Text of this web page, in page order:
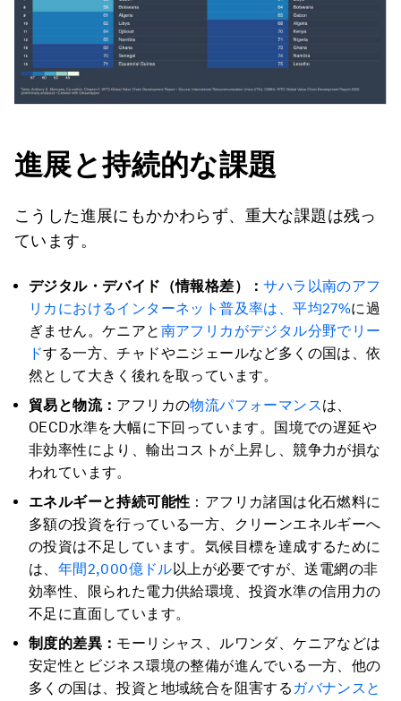
進展と持続的な課題
こうした進展にもかかわらず、重大な課題は残っ
ています。
デジタル・デバイド（情報格差）：サハラ以南のアフ
リカにおけるインターネット普及率は、平均27%に過
ぎません。ケニアと 南アフリカがデジタル分野でリー
ドする一方、チャドやニジェールなど多くの国は、依
然として大きく後れを取っています。
貿易と物流： アフリカの物流パフォーマンスは、
OECD水準を大幅に下回っています。国境での遅延や
非効率性により、輸出コストが上昇し、競争力が損な
われています。
エネルギーと持続可能性 ：アフリカ諸国は化石燃料に
多額の投資を行っている一方、クリーンエネルギーへ
の投資は不足しています。気候目標を達成するために
は、 年間2,000億ドル以上が必要ですが、送電網の非
効率性、限られた電力供給環境、投資水準の信用力の
不足に直面しています。
制度的差異： モーリシャス、ルワンダ、ケニアなどは
安定性とビジネス環境の整備が進んでいる一方、他の
多くの国は、投資と地域統合を阻害する ガバナンスと